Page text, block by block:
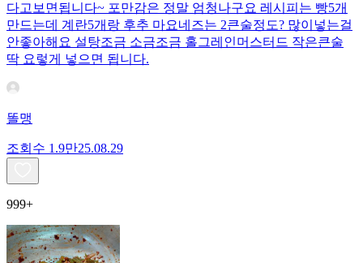
다고보면됩니다~ 포만감은 정말 엄청나구요 레시피는 빵5개
만드는데 계란5개랑 후추 마요네즈는 2큰술정도? 많이넣는걸
안좋아해요 설탕조금 소금조금 홀그레인머스터드 작은큰술
딱 요렇게 넣으면 됩니다.
똘맹
조회수 1.9만25.08.29
999+